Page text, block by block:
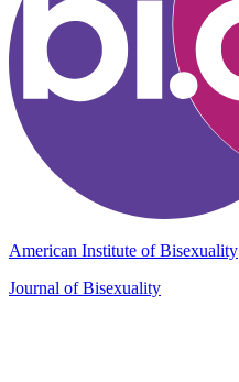
American Institute of Bisexuality
Journal of Bisexuality